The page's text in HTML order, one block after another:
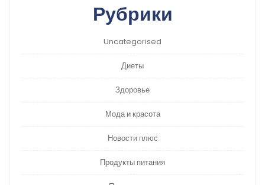
Рубрики
Uncategorised
Диеты
Здоровье
Мода и красота
Новости плюс
Продукты питания